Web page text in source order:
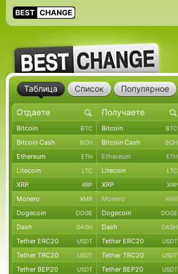
Таблица Список Популярное
Bitcoin BTC Bitcoin BTC
Bitcoin Cash BCH Bitcoin Cash BCH
Ethereum ETH Ethereum ETH
Litecoin LTC Litecoin LTC
XRP XRP XRP XRP
Monero XMR Monero XMR
Dogecoin DOGE Dogecoin DOGE
Dash DASH Dash DASH
Tether ERC20 USDT Tether ERC20 USDT
Tether TRC20 USDT Tether TRC20 USDT
Tether BEP20 USDT Tether BEP20 USDT